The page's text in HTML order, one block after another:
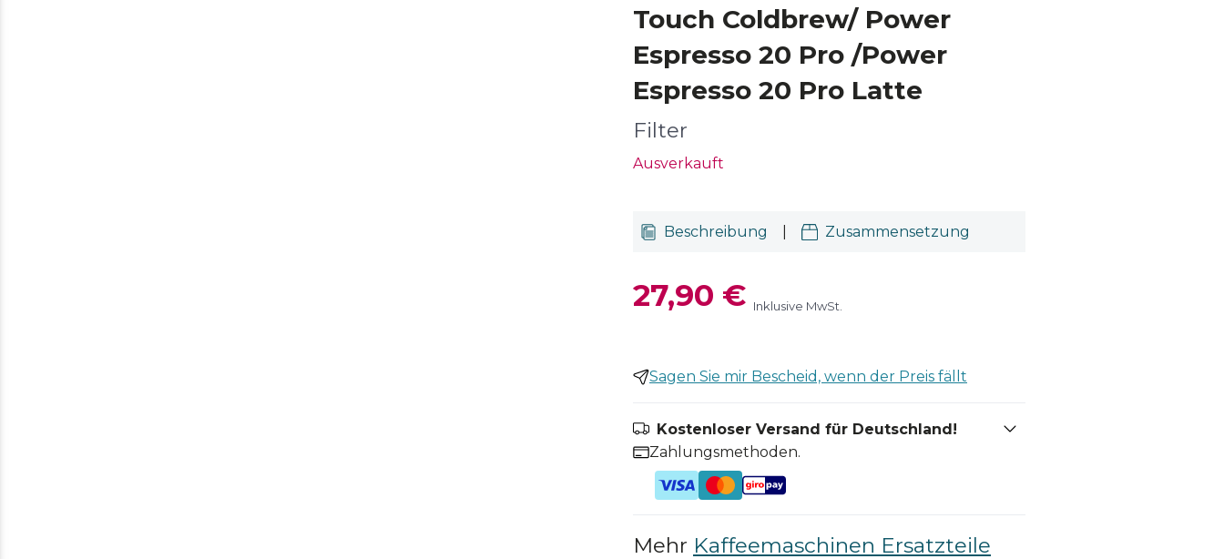
Touch Coldbrew/ Power
Espresso 20 Pro /Power
Espresso 20 Pro Latte
Filter
Ausverkauft
Beschreibung Zusammensetzung
27,90 € Inklusive MwSt.
Sagen Sie mir Bescheid, wenn der Preis fällt
Kostenloser Versand für Deutschland!
Zahlungsmethoden.
Mehr Kaffeemaschinen Ersatzteile